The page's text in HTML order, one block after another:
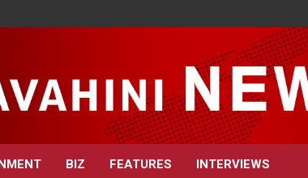
BIZ FEATURES INTERVIEWS